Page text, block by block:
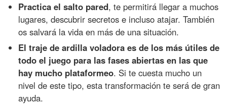
Practica el salto pared, te permitirá llegar a muchos
lugares, descubrir secretos e incluso atajar. También
os salvará la vida en más de una situación.
El traje de ardilla voladora es de los más útiles de
todo el juego para las fases abiertas en las que
hay mucho plataformeo. Si te cuesta mucho un
nivel de este tipo, esta transformación te será de gran
ayuda.